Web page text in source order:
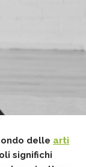
delle arti
significhi